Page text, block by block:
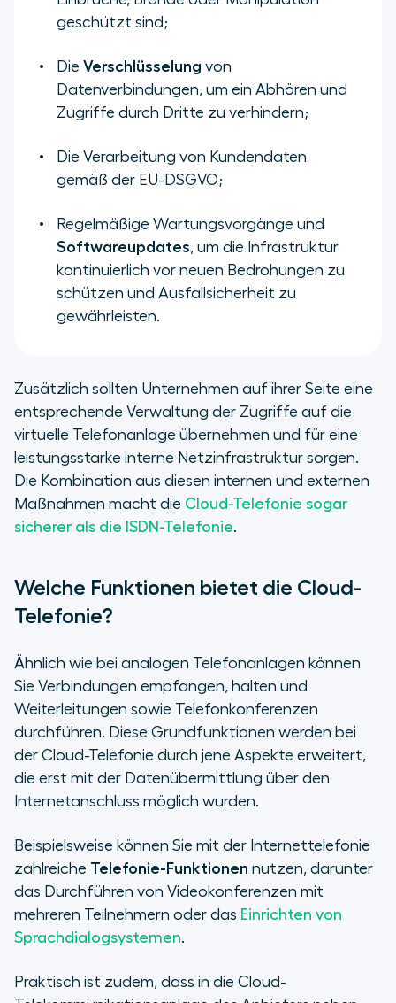
geschützt sind;
Die Verschlüsselung von
Datenverbindungen, um ein Abhören und
Zugriffe durch Dritte zu verhindern;
Die Verarbeitung von Kundendaten
gemäß der EU-DSGVO;
Regelmäßige Wartungsvorgänge und
Softwareupdates, um die Infrastruktur
kontinuierlich vor neuen Bedrohungen zu
schützen und Ausfallsicherheit zu
gewährleisten.
Zusätzlich sollten Unternehmen auf ihrer Seite eine
entsprechende Verwaltung der Zugriffe auf die
virtuelle Telefonanlage übernehmen und für eine
leistungsstarke interne Netzinfrastruktur sorgen.
Die Kombination aus diesen internen und externen
Maßnahmen macht die Cloud-Telefonie sogar
sicherer als die ISDN-Telefonie.
Welche Funktionen bietet die Cloud-
Telefonie?
Ähnlich wie bei analogen Telefonanlagen können
Sie Verbindungen empfangen, halten und
Weiterleitungen sowie Telefonkonferenzen
durchführen. Diese Grundfunktionen werden bei
der Cloud-Telefonie durch jene Aspekte erweitert,
die erst mit der Datenübermittlung über den
Internetanschluss möglich wurden.
Beispielsweise können Sie mit der Internettelefonie
zahlreiche Telefonie-Funktionen nutzen, darunter
das Durchführen von Videokonferenzen mit
mehreren Teilnehmern oder das Einrichten von
Sprachdialogsystemen.
Praktisch ist zudem, dass in die Cloud-